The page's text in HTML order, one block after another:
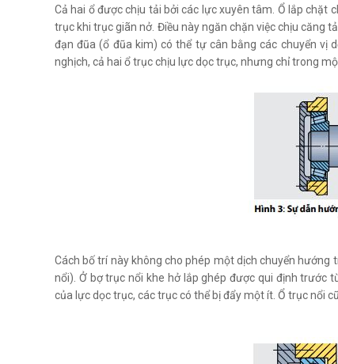
Cả hai ổ được chịu tải bởi các lực xuyên tâm. Ổ lắp chặt
trục khi trục giãn nở. Điều này ngăn chặn việc chịu căng
đạn đũa (ổ đũa kim) có thể tự cân bằng các chuyển vị
nghịch, cả hai ổ trục chịu lực dọc trục, nhưng chỉ trong
Cách bố trí này không cho phép một dịch chuyển hướng
nổi). Ở bợ trục nổi khe hở lắp ghép được qui định trước
của lực dọc trục, các trục có thể bị đẩy một ít. Ổ trục nổi